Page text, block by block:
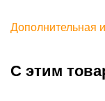
Дополнительная
С этим